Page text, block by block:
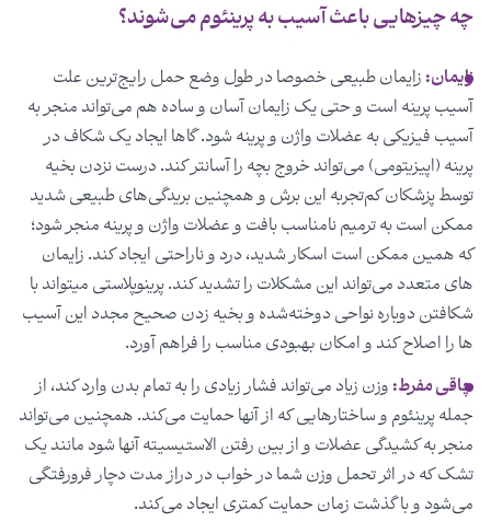
چه چیزهایی باعث آسیب به پرینئوم می­‌شوند؟
زایمان:زایمان طبیعی خصوصا در طول وضع حمل رایج‌­ترین علت
آسیب پرینه است و حتی یک زایمان آسان و ساده هم می­‌تواند منجر به
آسیب فیزیکی به عضلات واژن و پرینه شود. گاها ایجاد یک شکاف در
پرینه (اپیزیتومی) می‌­تواند خروج بچه را آسانتر کند. درست­ نزدن بخیه
توسط پزشکان کم‌تجربه این برش و همچنین بریدگی­‌های طبیعی شدید
ممکن است به ترمیم نامناسب بافت و عضلات واژن و پرینه منجر شود؛
که همین ممکن است اسکار شدید، درد و ناراحتی ایجاد کند. زایمان­‌
های متعدد می‌­تواند این مشکلات را تشدید کند. پرینوپلاستی می­تواند با
شکافتن دوباره نواحی دوخته­‌شده و بخیه ­زدن صحیح مجدد این آسیب­‌
ها را اصلاح کند و امکان بهبودی مناسب را فراهم آورد.
چاقی مفرط:وزن زیاد می‌­تواند فشار زیادی را به تمام بدن وارد کند، از
جمله پرینئوم و ساختارهایی که از آنها حمایت می‌کند. همچنین می­‌تواند
منجر به کشیدگی عضلات و از بین رفتن الاستیسیته آنها شود مانند یک
تشک که در اثر تحمل وزن شما در خواب در دراز مدت دچار فرورفتگی
می‌­شود و با گذشت زمان حمایت کمتری ایجاد می­‌کند.